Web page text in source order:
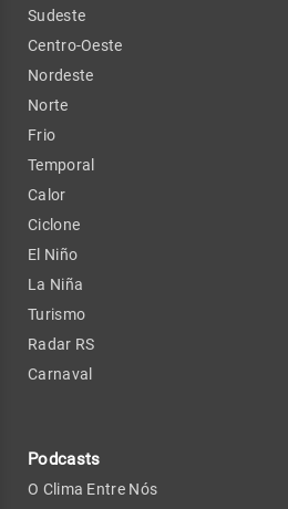
Sudeste
Centro-Oeste
Nordeste
Norte
Frio
Temporal
Calor
Ciclone
El Niño
La Niña
Turismo
Radar RS
Carnaval
Podcasts
O Clima Entre Nós